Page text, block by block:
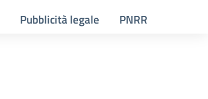
Pubblicità legale PNRR